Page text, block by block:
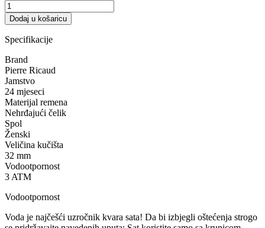
Pierre
Ricaud
P22162.5113QZ
količina
Dodaj u košaricu
Specifikacije
Brand
Pierre Ricaud
Jamstvo
24 mjeseci
Materijal remena
Nehrđajući čelik
Spol
Ženski
Veličina kučišta
32 mm
Vodootpornost
3 ATM
Vodootpornost
Voda je najčešći uzročnik kvara sata! Da bi izbjegli oštećenja strogo